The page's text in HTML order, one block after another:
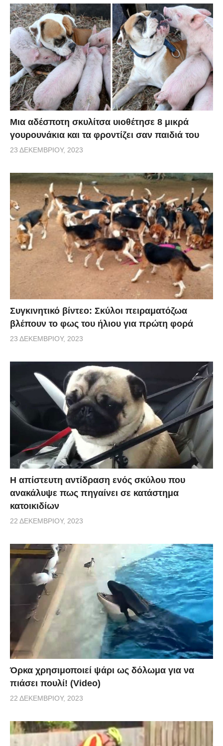
Μια αδέσποτη σκυλίτσα υιοθέτησε 8 μικρά
γουρουνάκια και τα φροντίζει σαν παιδιά του
23 ΔΕΚΕΜΒΡΊΟΥ, 2023
Συγκινητικό βίντεο: Σκύλοι πειραματόζωα
βλέπουν το φως του ήλιου για πρώτη φορά
23 ΔΕΚΕΜΒΡΊΟΥ, 2023
Η απίστευτη αντίδραση ενός σκύλου που
ανακάλυψε πως πηγαίνει σε κατάστημα
κατοικιδίων
22 ΔΕΚΕΜΒΡΊΟΥ, 2023
Όρκα χρησιμοποιεί ψάρι ως δόλωμα για να
πιάσει πουλί! (Video)
22 ΔΕΚΕΜΒΡΊΟΥ, 2023